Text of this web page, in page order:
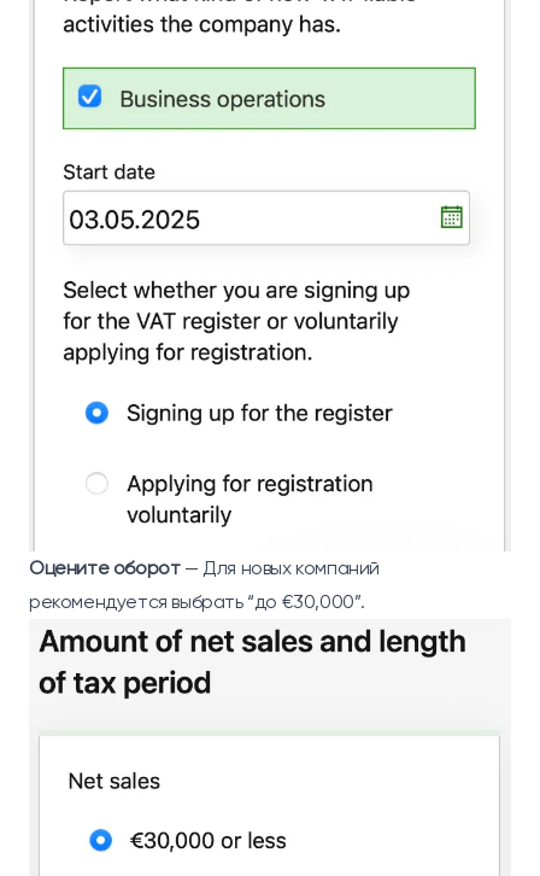
Оцените оборот— Для новых компаний
рекомендуется выбрать “до €30,000”.